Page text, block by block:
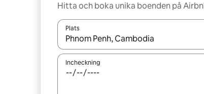
Hitta och boka unika boenden på
Plats
När resultaten är tillgängliga kan du
Incheckning